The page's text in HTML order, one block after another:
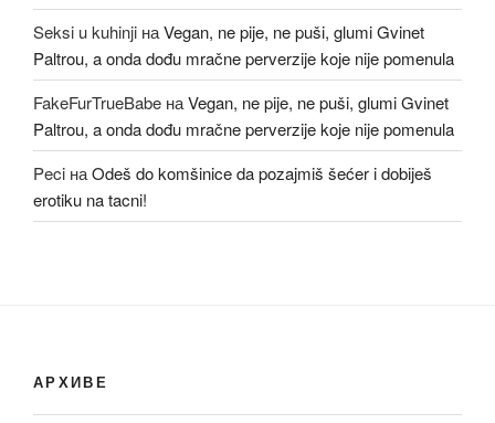
Seksi u kuhinji наVegan, ne pije, ne puši, glumi Gvinet
Paltrou, a onda dođu mračne perverzije koje nije pomenula
FakeFurTrueBabe наVegan, ne pije, ne puši, glumi Gvinet
Paltrou, a onda dođu mračne perverzije koje nije pomenula
Peci наOdeš do komšinice da pozajmiš šećer i dobiješ
erotiku na tacni!
АРХИВЕ